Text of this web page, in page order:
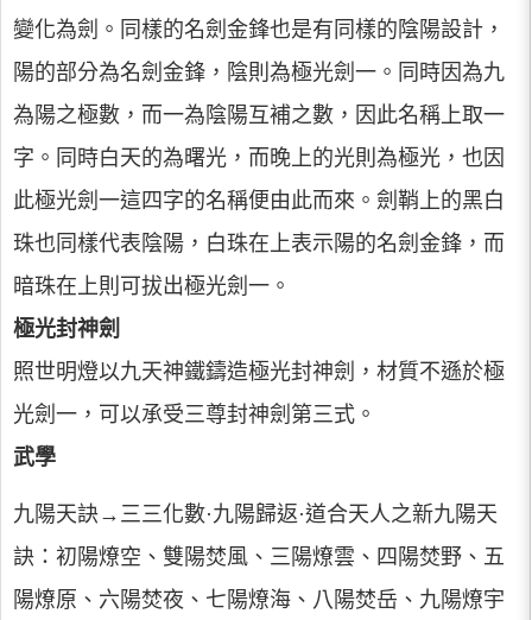
變化為劍。同樣的名劍金鋒也是有同樣的陰陽設計，
陽的部分為名劍金鋒，陰則為極光劍一。同時因為九
為陽之極數，而一為陰陽互補之數，因此名稱上取一
字。同時白天的為曙光，而晚上的光則為極光，也因
此極光劍一這四字的名稱便由此而來。劍鞘上的黑白
珠也同樣代表陰陽，白珠在上表示陽的名劍金鋒，而
暗珠在上則可拔出極光劍一。
極光封神劍
照世明燈以九天神鐵鑄造極光封神劍，材質不遜於極
光劍一，可以承受三尊封神劍第三式。
武學
九陽天訣→三三化數·九陽歸返·道合天人之新九陽天
訣：初陽燎空、雙陽焚風、三陽燎雲、四陽焚野、五
陽燎原、六陽焚夜、七陽燎海、八陽焚岳、九陽燎宇